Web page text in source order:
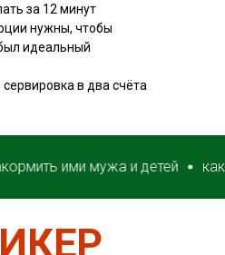
за 12 минут
нужны, чтобы
идеальный
в два счёта
ими мужа и детей как